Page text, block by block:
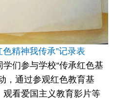
色精神我传承”记录表
学们参与学校“传承红色基
，通过参观红色教育基
看爱国主义教育影片等